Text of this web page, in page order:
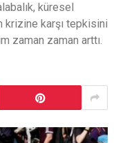
küresel
karşı tepkisini
zaman zaman arttı.